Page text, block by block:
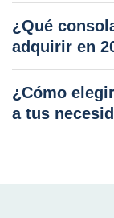
¿Qué
adquirir en
¿Cómo
a tus